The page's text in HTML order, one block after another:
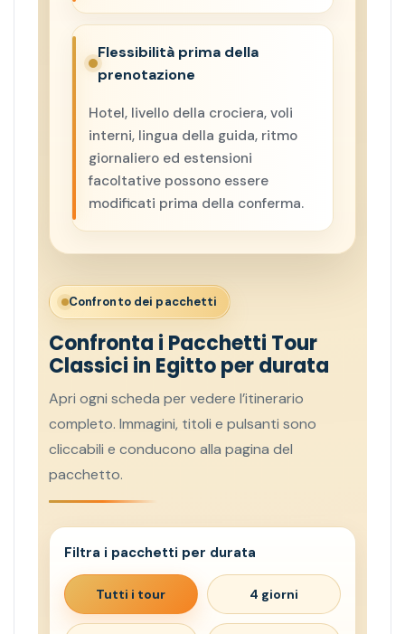
Flessibilità prima della
prenotazione
Hotel, livello della crociera, voli
interni, lingua della guida, ritmo
giornaliero ed estensioni
facoltative possono essere
modificati prima della conferma.
Confronto dei pacchetti
Confronta i Pacchetti Tour
Classici in Egitto per durata
Apri ogni scheda per vedere l’itinerario
completo. Immagini, titoli e pulsanti sono
cliccabili e conducono alla pagina del
pacchetto.
Filtra i pacchetti per durata
Tutti i tour 4 giorni